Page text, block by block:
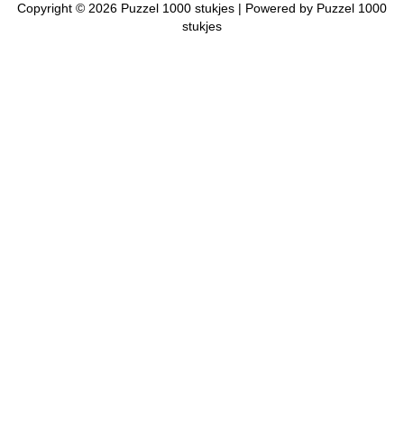
Copyright © 2026 Puzzel 1000 stukjes | Powered by Puzzel 1000
stukjes